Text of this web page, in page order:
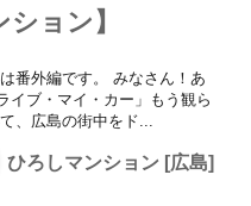
ョン】
番外編です。 みなさん！あ
イブ・マイ・カー」もう観ら
、広島の街中をド...
ひろしマンション [広島]